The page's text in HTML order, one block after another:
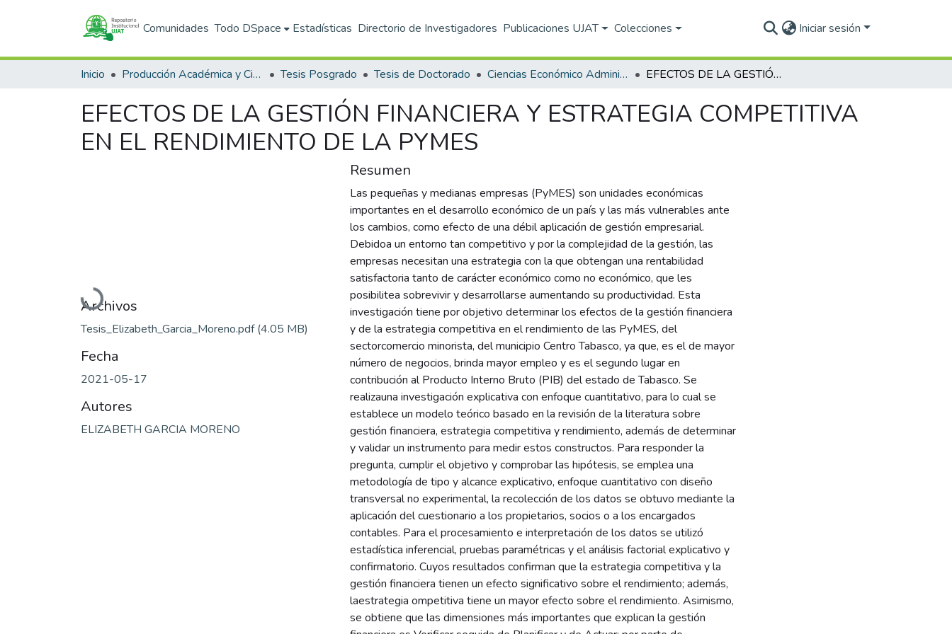
Comunidades Todo DSpace Estadísticas Directorio de Investigadores Publicaciones UJAT Colecciones Iniciar sesión
Inicio Producción Académica y Científica Tesis Posgrado Tesis de Doctorado Ciencias Económico Administrativas (DACEA) EFECTOS DE LA GESTIÓN FINANCIERA Y ESTRATEGIA COMPETITIVA EN EL RENDIMIENTO DE LA PYMES
EFECTOS DE LA GESTIÓN FINANCIERA Y ESTRATEGIA COMPETITIVA
EN EL RENDIMIENTO DE LA PYMES
Cargando...
Archivos
Tesis_Elizabeth_Garcia_Moreno.pdf(4.05 MB)
Fecha
2021-05-17
Autores
ELIZABETH GARCIA MORENO
Resumen
Las pequeñas y medianas empresas (PyMES) son unidades económicas
importantes en el desarrollo económico de un país y las más vulnerables ante
los cambios, como efecto de una débil aplicación de gestión empresarial.
Debidoa un entorno tan competitivo y por la complejidad de la gestión, las
empresas necesitan una estrategia con la que obtengan una rentabilidad
satisfactoria tanto de carácter económico como no económico, que les
posibilitea sobrevivir y desarrollarse aumentando su productividad. Esta
investigación tiene por objetivo determinar los efectos de la gestión financiera
y de la estrategia competitiva en el rendimiento de las PyMES, del
sectorcomercio minorista, del municipio Centro Tabasco, ya que, es el de mayor
número de negocios, brinda mayor empleo y es el segundo lugar en
contribución al Producto Interno Bruto (PIB) del estado de Tabasco. Se
realizauna investigación explicativa con enfoque cuantitativo, para lo cual se
establece un modelo teórico basado en la revisión de la literatura sobre
gestión financiera, estrategia competitiva y rendimiento, además de determinar
y validar un instrumento para medir estos constructos. Para responder la
pregunta, cumplir el objetivo y comprobar las hipótesis, se emplea una
metodología de tipo y alcance explicativo, enfoque cuantitativo con diseño
transversal no experimental, la recolección de los datos se obtuvo mediante la
aplicación del cuestionario a los propietarios, socios o a los encargados
contables. Para el procesamiento e interpretación de los datos se utilizó
estadística inferencial, pruebas paramétricas y el análisis factorial explicativo y
confirmatorio. Cuyos resultados confirman que la estrategia competitiva y la
gestión financiera tienen un efecto significativo sobre el rendimiento; además,
laestrategia ompetitiva tiene un mayor efecto sobre el rendimiento. Asimismo,
se obtiene que las dimensiones más importantes que explican la gestión